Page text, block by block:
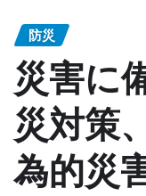
防災
災害に
災対策
為的災